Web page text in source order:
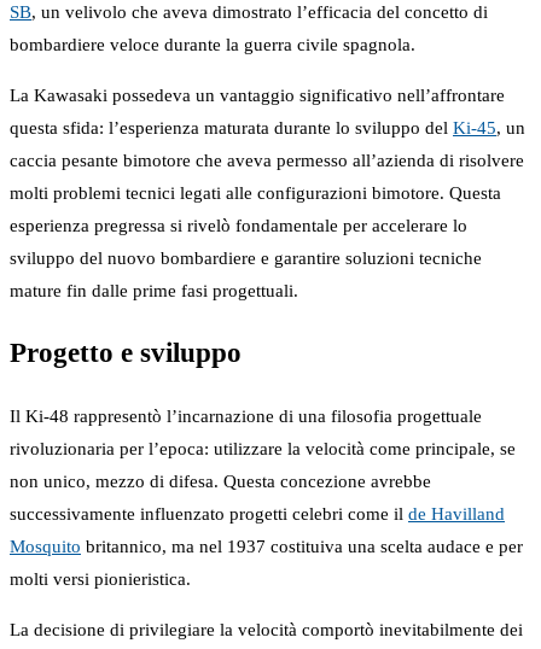
SB, un velivolo che aveva dimostrato l’efficacia del concetto di
bombardiere veloce durante la guerra civile spagnola.
La Kawasaki possedeva un vantaggio significativo nell’affrontare
questa sfida: l’esperienza maturata durante lo sviluppo del Ki-45, un
caccia pesante bimotore che aveva permesso all’azienda di risolvere
molti problemi tecnici legati alle configurazioni bimotore. Questa
esperienza pregressa si rivelò fondamentale per accelerare lo
sviluppo del nuovo bombardiere e garantire soluzioni tecniche
mature fin dalle prime fasi progettuali.
Progetto e sviluppo
Il Ki-48 rappresentò l’incarnazione di una filosofia progettuale
rivoluzionaria per l’epoca: utilizzare la velocità come principale, se
non unico, mezzo di difesa. Questa concezione avrebbe
successivamente influenzato progetti celebri come il de Havilland
Mosquito britannico, ma nel 1937 costituiva una scelta audace e per
molti versi pionieristica.
La decisione di privilegiare la velocità comportò inevitabilmente dei